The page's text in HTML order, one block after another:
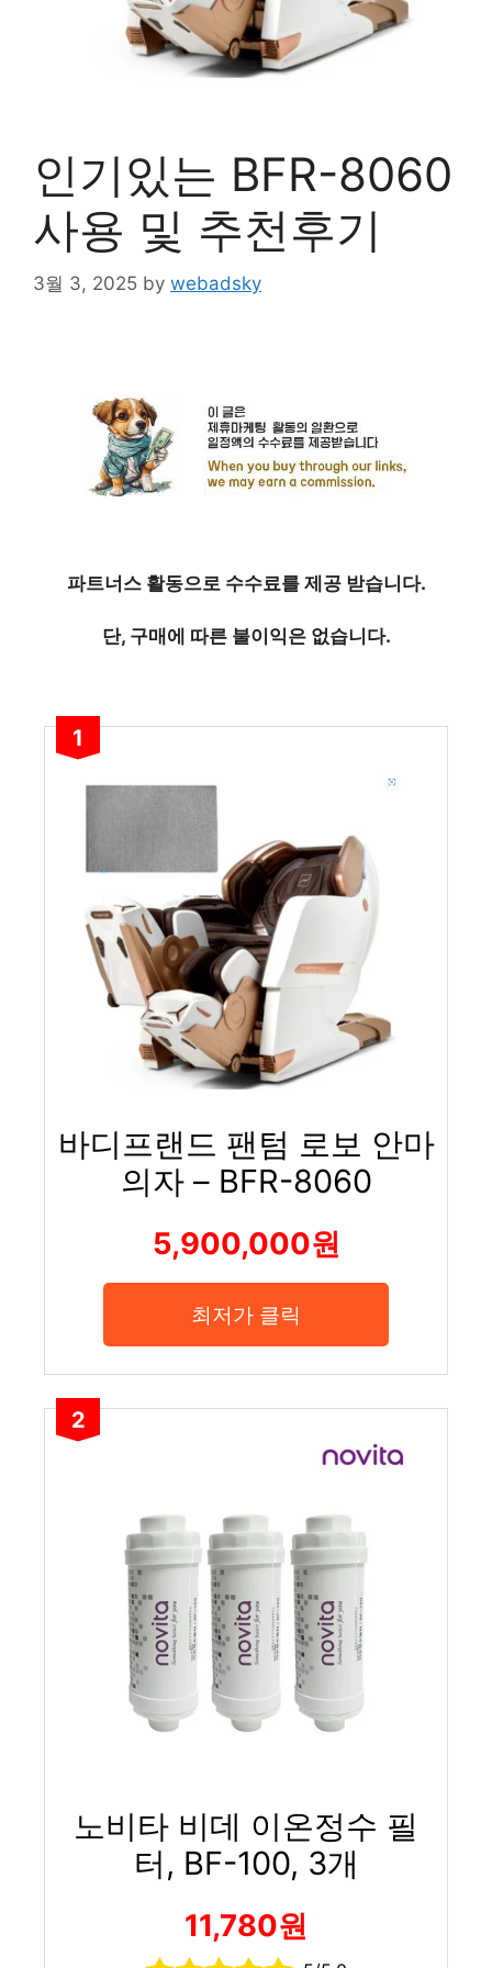
인기있는 BFR-8060
사용 및 추천후기
3월 3, 2025 by webadsky
파트너스 활동으로 수수료를 제공 받습니다.
단, 구매에 따른 불이익은 없습니다.
1
바디프랜드 팬텀 로보 안마
의자 – BFR-8060
5,900,000원
최저가 클릭
2
노비타 비데 이온정수 필
터, BF-100, 3개
11,780원